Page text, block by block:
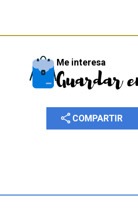
Me interesa
Guardar
share COMPARTIR